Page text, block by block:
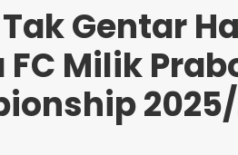
Gentar
Milik